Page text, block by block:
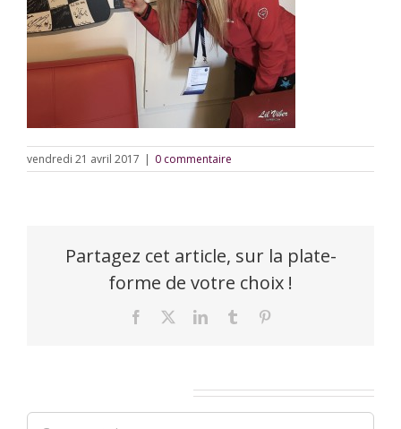
vendredi 21 avril 2017 | 0 commentaire
Partagez cet article, sur la plate-
forme de votre choix !
Facebook LinkedInTumblr
Commentaire